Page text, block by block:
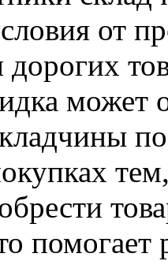
от
дорогих
может